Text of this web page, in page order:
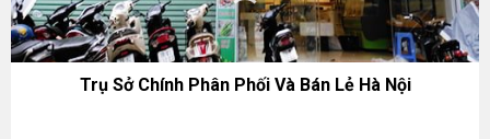
Trụ Sở Chính Phân Phối Và Bán Lẻ Hà Nội